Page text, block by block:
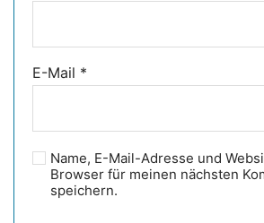
E-Mail *
Name, E-Mail-Adresse und
Browser für meinen nächsten
speichern.